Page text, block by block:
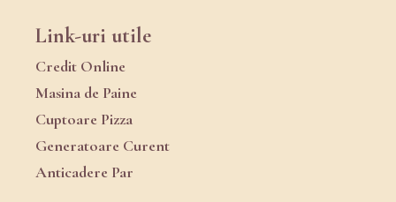
Link-uri utile
Credit Online
Masina de Paine
Cuptoare Pizza
Generatoare Curent
Anticadere Par